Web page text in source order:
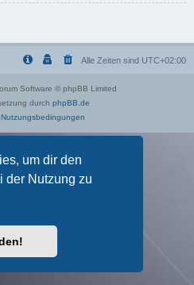
um dir den
der Nutzung zu
Alle Zeiten sind UTC+02:00
Software © phpBB Limited
durch phpBB.de
Nutzungsbedingungen